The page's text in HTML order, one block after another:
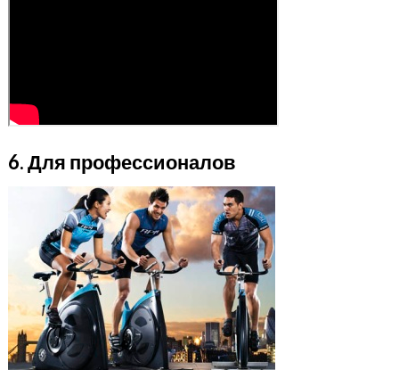
6. Для профессионалов